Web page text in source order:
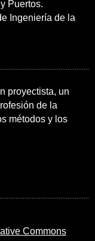
Puertos.
Ingeniería de la
proyectista, un
de la
métodos y los
Commons